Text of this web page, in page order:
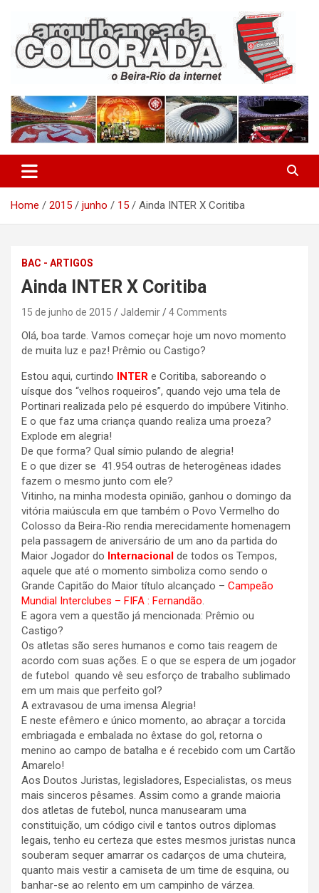
content
Arquibancada Colorada
Home 2015 junho 15 Ainda INTER X Coritiba
BAC - ARTIGOS
Ainda INTER X Coritiba
15 de junho de 2015 Jaldemir 4 Comments
Olá, boa tarde. Vamos começar hoje um novo momento
de muita luz e paz! Prêmio ou Castigo?
Estou aqui, curtindo INTER e Coritiba, saboreando o
uísque dos “velhos roqueiros”, quando vejo uma tela de
Portinari realizada pelo pé esquerdo do impúbere Vitinho.
E o que faz uma criança quando realiza uma proeza?
Explode em alegria!
De que forma? Qual símio pulando de alegria!
E o que dizer se 41.954 outras de heterogêneas idades
fazem o mesmo junto com ele?
Vitinho, na minha modesta opinião, ganhou o domingo da
vitória maiúscula em que também o Povo Vermelho do
Colosso da Beira-Rio rendia merecidamente homenagem
pela passagem de aniversário de um ano da partida do
Maior Jogador do Internacional de todos os Tempos,
aquele que até o momento simboliza como sendo o
Grande Capitão do Maior título alcançado – Campeão
Mundial Interclubes – FIFA : Fernandão.
E agora vem a questão já mencionada: Prêmio ou
Castigo?
Os atletas são seres humanos e como tais reagem de
acordo com suas ações. E o que se espera de um jogador
de futebol quando vê seu esforço de trabalho sublimado
em um mais que perfeito gol?
A extravasou de uma imensa Alegria!
E neste efêmero e único momento, ao abraçar a torcida
embriagada e embalada no êxtase do gol, retorna o
menino ao campo de batalha e é recebido com um Cartão
Amarelo!
Aos Doutos Juristas, legisladores, Especialistas, os meus
mais sinceros pêsames. Assim como a grande maioria
dos atletas de futebol, nunca manusearam uma
constituição, um código civil e tantos outros diplomas
legais, tenho eu certeza que estes mesmos juristas nunca
souberam sequer amarrar os cadarços de uma chuteira,
quanto mais vestir a camiseta de um time de esquina, ou
banhar-se ao relento em um campinho de várzea.